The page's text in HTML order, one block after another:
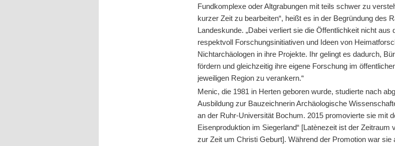
Fundkomplexe oder Altgrabungen mit teils schwer zu
kurzer Zeit zu bearbeiten“, heißt es in der Begründung des
Landeskunde. „Dabei verliert sie die Öffentlichkeit nicht aus
respektvoll Forschungsinitiativen und Ideen von
Nichtarchäologen in ihre Projekte. Ihr gelingt es dadurch,
fördern und gleichzeitig ihre eigene Forschung im
jeweiligen Region zu verankern.“
Menic, die 1981 in Herten geboren wurde, studierte nach
Ausbildung zur Bauzeichnerin Archäologische
an der Ruhr-Universität Bochum. 2015 promovierte sie mit
Eisenproduktion im Siegerland“ [Latènezeit ist der Zeitraum
zur Zeit um Christi Geburt]. Während der Promotion war